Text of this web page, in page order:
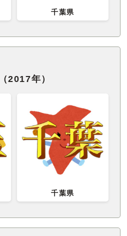
千葉県
2017年）
千葉県